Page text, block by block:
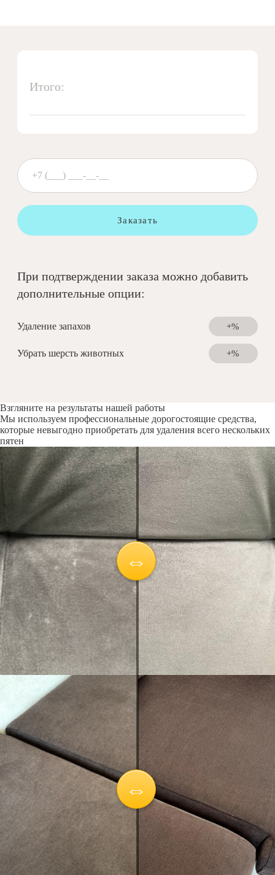
Итого:
Заказать
При подтверждении заказа можно добавить
дополнительные опции:
Удаление запахов +%
Убрать шерсть животных +%
Взгляните на результаты нашей работы
Мы используем профессиональные дорогостоящие средства,
которые невыгодно приобретать для удаления всего нескольких
пятен